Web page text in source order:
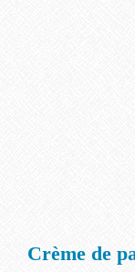
Crème de